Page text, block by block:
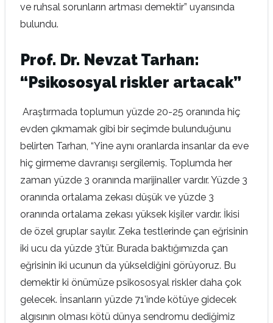
ve ruhsal sorunların artması demektir” uyarısında
bulundu.
Prof. Dr. Nevzat Tarhan:
“Psikososyal riskler artacak”
Araştırmada toplumun yüzde 20-25 oranında hiç
evden çıkmamak gibi bir seçimde bulunduğunu
belirten Tarhan, “Yine aynı oranlarda insanlar da eve
hiç girmeme davranışı sergilemiş. Toplumda her
zaman yüzde 3 oranında marijinaller vardır. Yüzde 3
oranında ortalama zekası düşük ve yüzde 3
oranında ortalama zekası yüksek kişiler vardır. İkisi
de özel gruplar sayılır. Zeka testlerinde çan eğrisinin
iki ucu da yüzde 3’tür. Burada baktığımızda çan
eğrisinin iki ucunun da yükseldiğini görüyoruz. Bu
demektir ki önümüze psikososyal riskler daha çok
gelecek. İnsanların yüzde 71’inde kötüye gidecek
algısının olması kötü dünya sendromu dediğimiz